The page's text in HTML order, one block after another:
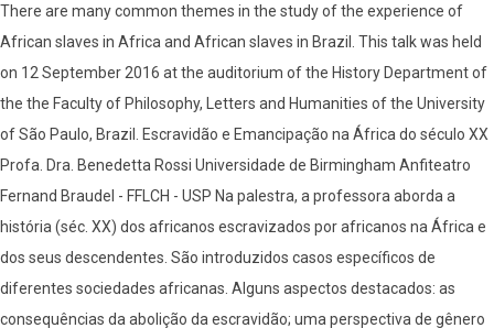
There are many common themes in the study of the experience of
African slaves in Africa and African slaves in Brazil. This talk was held
on 12 September 2016 at the auditorium of the History Department of
the the Faculty of Philosophy, Letters and Humanities of the University
of São Paulo, Brazil. Escravidão e Emancipação na África do século XX
Profa. Dra. Benedetta Rossi Universidade de Birmingham Anfiteatro
Fernand Braudel - FFLCH - USP Na palestra, a professora aborda a
história (séc. XX) dos africanos escravizados por africanos na África e
dos seus descendentes. São introduzidos casos específicos de
diferentes sociedades africanas. Alguns aspectos destacados: as
consequências da abolição da escravidão; uma perspectiva de gênero